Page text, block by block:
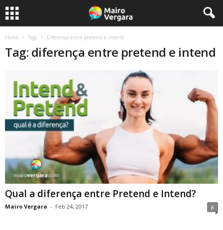
Home Tags Diferença entre pretend e intend
Tag: diferença entre pretend e intend
Qual a diferença entre Pretend e Intend?
Mairo Vergara - Feb 24, 2017 8